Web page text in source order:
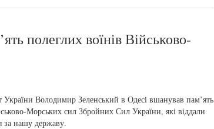
полеглих воїнів Військово-
України Володимир Зеленський в Одесі вшанував пам’ять
Морських сил Збройних Сил України, які віддали
за нашу державу.